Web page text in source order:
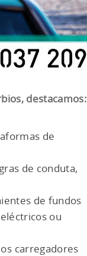
destacamos:
de
de conduta,
de fundos
ou
carregadores